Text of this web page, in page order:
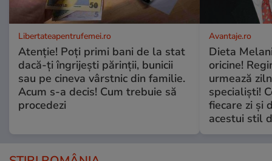
Libertateapentrufemei.ro
Atenție! Poți primi bani de la stat
dacă-ți îngrijești părinții, bunicii
sau pe cineva vârstnic din familie.
Acum s-a decis! Cum trebuie să
procedezi
Avantaje.ro
Dieta
oricine!
urmează
specialiști!
fiecare zi și
acestui stil